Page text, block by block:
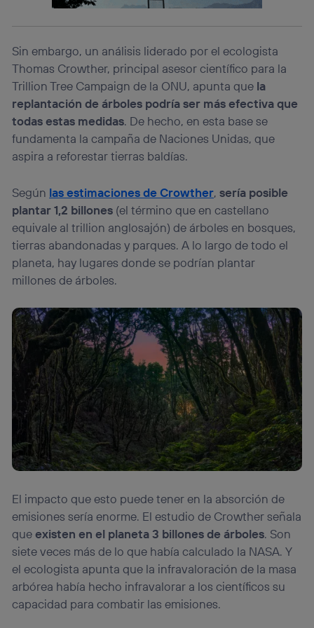
Sin embargo, un análisis liderado por el ecologista
Thomas Crowther, principal asesor científico para la
Trillion Tree Campaign de la ONU, apunta que la
replantación de árboles podría ser más efectiva que
todas estas medidas. De hecho, en esta base se
fundamenta la campaña de Naciones Unidas, que
aspira a reforestar tierras baldías.
Según las estimaciones de Crowther,sería posible
plantar 1,2 billones (el término que en castellano
equivale al trillion anglosajón) de árboles en bosques,
tierras abandonadas y parques. A lo largo de todo el
planeta, hay lugares donde se podrían plantar
millones de árboles.
El impacto que esto puede tener en la absorción de
emisiones sería enorme. El estudio de Crowther señala
queexisten en el planeta 3 billones de árboles. Son
siete veces más de lo que había calculado la NASA. Y
el ecologista apunta que la infravaloración de la masa
arbórea había hecho infravalorar a los científicos su
capacidad para combatir las emisiones.
consienta el uso de la tecnología recibirá el mismo
Si utilizas una
conexión de banda ancha (p. ej., Wi-Fi),
el marketing o análisis se realizará en función de las
actividades de navegación de los miembros del hogar
que hayan dado su consentimiento.
Si utilizasdatos móviles , el marketing será más
personalizado, ya que se basará únicamente en la
navegación del usuario del móvil.
Puedes gestionar los consentimientos Utiq seleccionando
visitando el portal de privacidad de Utiq
(“consenthub”). Para más información, consulta
política de privacidad de Utiq.